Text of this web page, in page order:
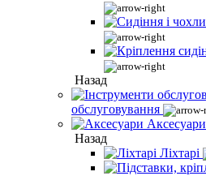
Назад
обслуговування
Аксесуари
Назад
Ліхтарі